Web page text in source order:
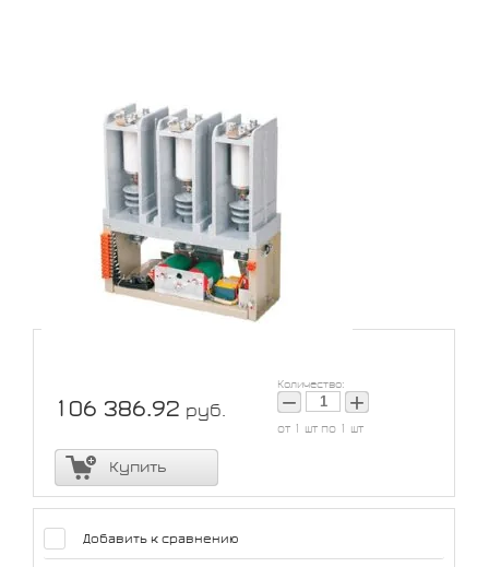
106 386.92 руб.
Количество:
− +
от 1 шт по 1 шт
Купить
Добавить к сравнению